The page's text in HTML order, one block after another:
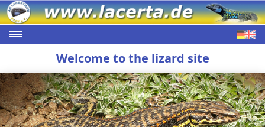
Welcome to the lizard site